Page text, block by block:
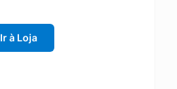
Ir à Loja